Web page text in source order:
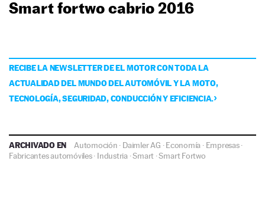
Smart fortwo cabrio 2016
RECIBE LA NEWSLETTER DE EL MOTOR CON TODA LA
ACTUALIDAD DEL MUNDO DEL AUTOMÓVIL Y LA MOTO,
TECNOLOGÍA, SEGURIDAD, CONDUCCIÓN Y EFICIENCIA.
ARCHIVADO EN Automoción · Daimler AG ·Economía · Empresas·
Fabricantes automóviles· Industria·Smart ·Smart Fortwo